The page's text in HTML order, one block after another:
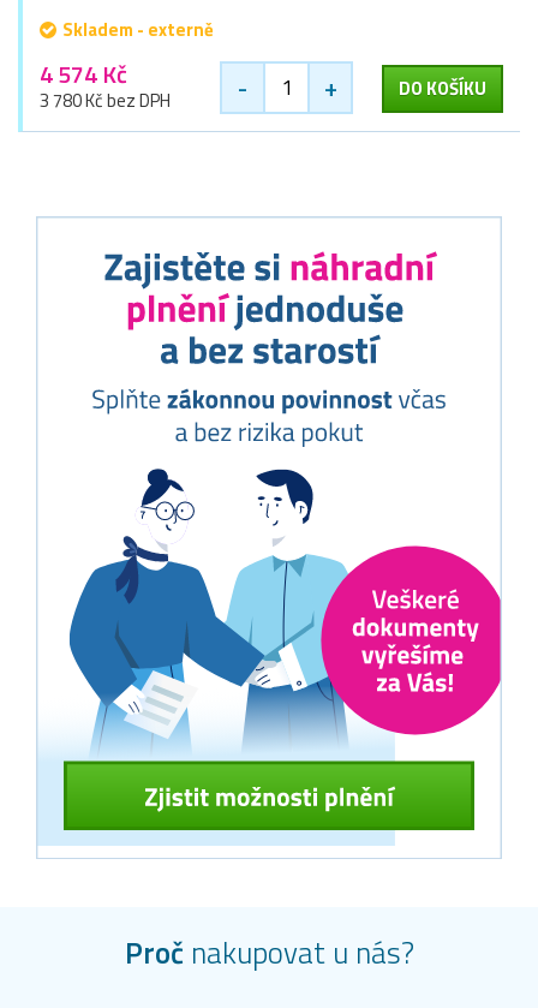
Skladem - externě
4 574 Kč
3 780 Kč bez DPH - + DO KOŠÍKU
Proč nakupovat u nás?